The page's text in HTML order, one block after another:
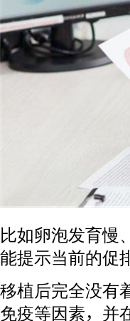
比如卵泡发育慢
能提示当前的促
移植后完全没有
免疫等因素，并